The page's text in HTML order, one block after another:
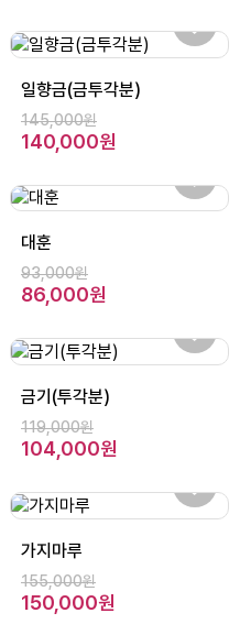
일향금(금투각분)
145,000원
140,000원
대훈
93,000원
86,000원
금기(투각분)
119,000원
104,000원
가지마루
155,000원
150,000원